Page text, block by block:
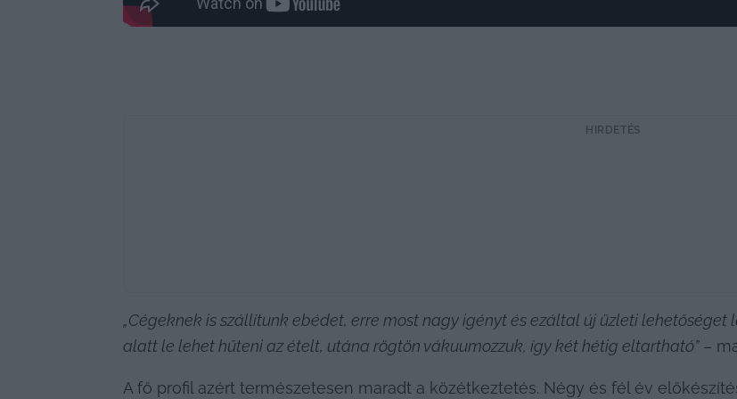
HIRDETÉS
„Cégeknek is szállítunk ebédet, erre most nagy igényt és ezáltal új üzleti
alatt le lehet hűteni az ételt, utána rögtön vákuumozzuk, így két hétig eltartható” –
A fő profil azért természetesen maradt a közétkeztetés. Négy és fél év